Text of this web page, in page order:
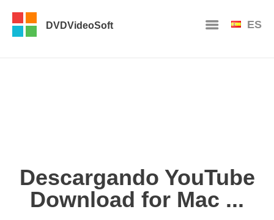
DVDVideoSoft ES
Descargando YouTube
Download for Mac ...